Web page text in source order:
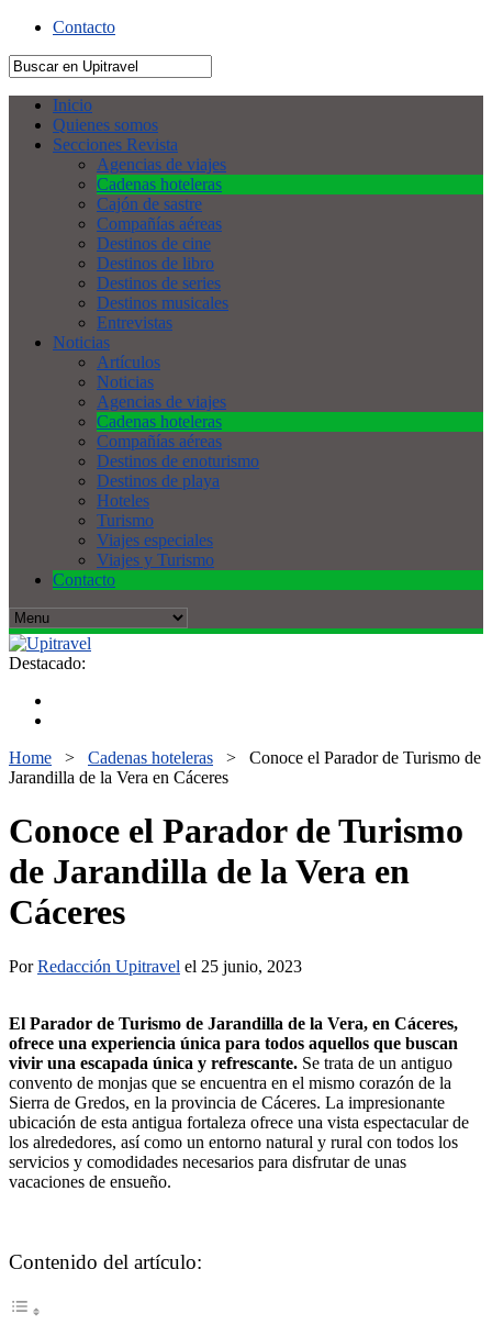
Contacto
Inicio
Quienes somos
Secciones Revista
Agencias de viajes
Cadenas hoteleras
Cajón de sastre
Compañías aéreas
Destinos de cine
Destinos de libro
Destinos de series
Destinos musicales
Entrevistas
Noticias
Artículos
Noticias
Agencias de viajes
Cadenas hoteleras
Compañías aéreas
Destinos de enoturismo
Destinos de playa
Hoteles
Turismo
Viajes especiales
Viajes y Turismo
Contacto
Destacado:
Home > Cadenas hoteleras > Conoce el Parador de Turismo de
Jarandilla de la Vera en Cáceres
Conoce el Parador de Turismo
de Jarandilla de la Vera en
Cáceres
PorRedacción Upitravel el 25 junio, 2023
El Parador de Turismo de Jarandilla de la Vera, en Cáceres,
ofrece una experiencia única para todos aquellos que buscan
vivir una escapada única y refrescante. Se trata de un antiguo
convento de monjas que se encuentra en el mismo corazón de la
Sierra de Gredos, en la provincia de Cáceres. La impresionante
ubicación de esta antigua fortaleza ofrece una vista espectacular de
los alrededores, así como un entorno natural y rural con todos los
servicios y comodidades necesarios para disfrutar de unas
vacaciones de ensueño.
Contenido del artículo: